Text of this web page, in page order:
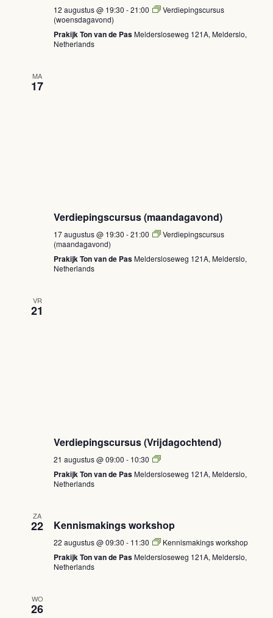
12 augustus @ 19:30 -21:00
Verdiepingscursus
(woensdagavond)
Prakijk Ton van de PasMeldersloseweg 121A, Melderslo,
Netherlands
MA
17
Verdiepingscursus (maandagavond)
17 augustus @ 19:30 -21:00
Verdiepingscursus
(maandagavond)
Prakijk Ton van de PasMeldersloseweg 121A, Melderslo,
Netherlands
VR
21
Verdiepingscursus (Vrijdagochtend)
21 augustus @ 09:00 - 10:30
Verdiepingscursus
Prakijk Ton van de PasMeldersloseweg 121A, Melderslo,
Netherlands
ZA
22 Kennismakings workshop
22 augustus @ 09:30 - 11:30 Kennismakings workshop
Prakijk Ton van de PasMeldersloseweg 121A, Melderslo,
Netherlands
WO
26